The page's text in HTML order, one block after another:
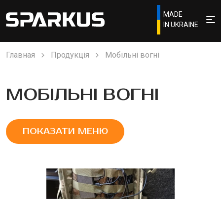
MADE
IN UKRAINE
Главная Продукцiя Мобільні вогні
МОБІЛЬНІ ВОГНІ
ПОКАЗАТИ МЕНЮ